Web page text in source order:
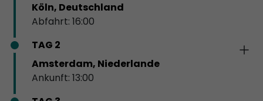
Köln, Deutschland
Abfahrt: 16:00
TAG 2
Amsterdam, Niederlande
Ankunft: 13:00